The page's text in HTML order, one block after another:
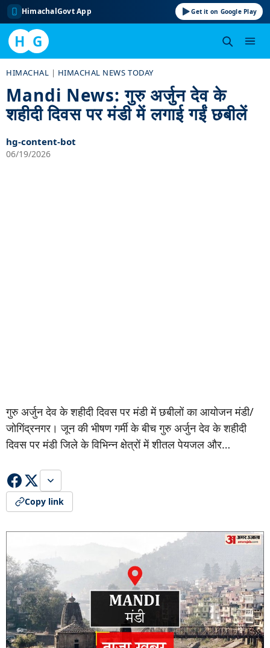
HimachalGovt App Get it on Google Play
H G
content
HIMACHAL | HIMACHAL NEWS TODAY
Mandi News: गुरु अर्जुन देव के
शहीदी दिवस पर मंडी में लगाई गईं छबीलें
hg-content-bot
06/19/2026
गुरु अर्जुन देव के शहीदी दिवस पर मंडी में छबीलों का आयोजन मंडी/
जोगिंद्रनगर। जून की भीषण गर्मी के बीच गुरु अर्जुन देव के शहीदी
दिवस पर मंडी जिले के विभिन्न क्षेत्रों में शीतल पेयजल और…
Copy link